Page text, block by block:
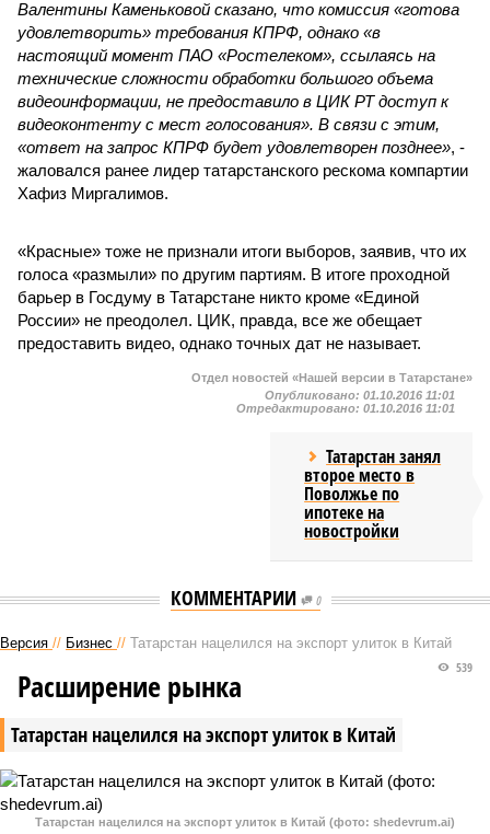
Валентины Каменьковой сказано, что комиссия «готова
удовлетворить» требования КПРФ, однако «в
настоящий момент ПАО «Ростелеком», ссылаясь на
технические сложности обработки большого объема
видеоинформации, не предоставило в ЦИК РТ доступ к
видеоконтенту с мест голосования». В связи с этим,
«ответ на запрос КПРФ будет удовлетворен позднее», -
жаловался ранее лидер татарстанского рескома компартии
Хафиз Миргалимов.
«Красные» тоже не признали итоги выборов, заявив, что их
голоса «размыли» по другим партиям. В итоге проходной
барьер в Госдуму в Татарстане никто кроме «Единой
России» не преодолел. ЦИК, правда, все же обещает
предоставить видео, однако точных дат не называет.
Отдел новостей «Нашей версии в Татарстане»
Опубликовано: 01.10.2016 11:01
Отредактировано: 01.10.2016 11:01
Татарстан занял
второе место в
Поволжье по
ипотеке на
новостройки
КОММЕНТАРИИ 0
Версия // Бизнес // Татарстан нацелился на экспорт улиток в Китай
Татарстан нацелился на экспорт улиток в Китай
539
Расширение рынка
Татарстан нацелился на экспорт улиток в Китай (фото: shedevrum.ai)